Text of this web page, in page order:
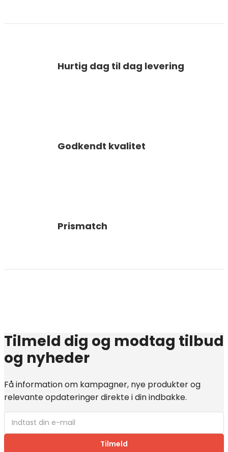
Hurtig dag til dag levering
Godkendt kvalitet
Prismatch
Tilmeld dig og modtag tilbud
og nyheder
Få information om kampagner, nye produkter og
relevante opdateringer direkte i din indbakke.
Tilmeld